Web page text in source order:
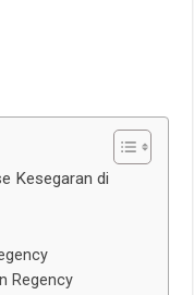
Kesegaran di
Regency